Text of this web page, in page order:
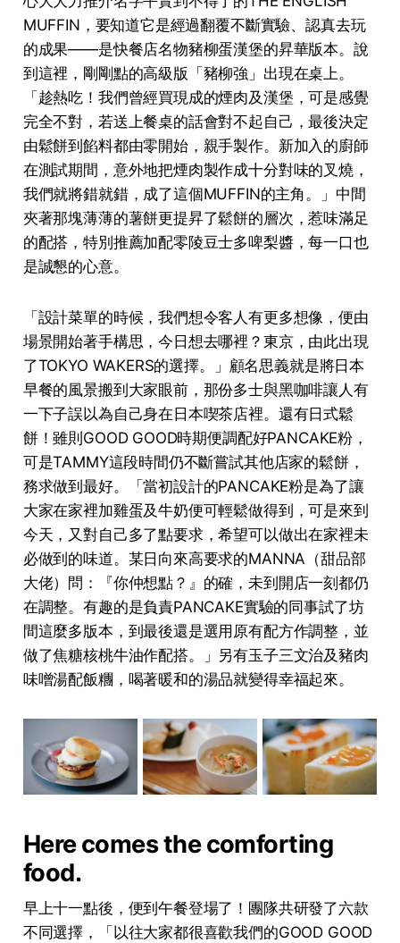
MUFFIN，要知道它是經過翻覆不斷實驗、認真去玩
的成果——是快餐店名物豬柳蛋漢堡的昇華版本。說
到這裡，剛剛點的高級版「豬柳強」出現在桌上。
「趁熱吃！我們曾經買現成的煙⾁及漢堡，可是感覺
完全不對，若送上餐桌的話會對不起⾃⼰，最後決定
由鬆餅到餡料都由零開始，親⼿製作。新加⼊的廚師
在測試期間，意外地把煙⾁製作成⼗分對味的叉燒，
我們就將錯就錯，成了這個MUFFIN的主⾓。」中間
夾著那塊薄薄的薯餅更提昇了鬆餅的層次，惹味滿⾜
的配搭，特別推薦加配零陵⾖⼠多啤梨醬，每⼀⼝也
是誠懇的⼼意。
「設計菜單的時候，我們想令客⼈有更多想像，便由
場景開始著⼿構思，今⽇想去哪裡？東京，由此出現
了TOKYO WAKERS的選擇。」顧名思義就是將日本
早餐的風景搬到大家眼前，那份多士與黑咖啡讓人有
一下子誤以為自己身在日本喫茶店裡。還有日式鬆
餅！雖則GOOD GOOD時期便調配好PANCAKE粉，
可是TAMMY這段時間仍不斷嘗試其他店家的鬆餅，
務求做到最好。「當初設計的PANCAKE粉是為了讓
⼤家在家裡加雞蛋及⽜奶便可輕鬆做得到，可是來到
今天，⼜對⾃⼰多了點要求，希望可以做出在家裡未
必做到的味道。某⽇向來⾼要求的MANNA（甜品部
⼤佬）問：『你仲想點？』的確，未到開店⼀刻都仍
在調整。有趣的是負責PANCAKE實驗的同事試了坊
間這麼多版本，到最後還是選⽤原有配⽅作調整，並
做了焦糖核桃⽜油作配搭。」另有玉子三文治及豬肉
味噌湯配飯糰，喝著暖和的湯品就變得幸福起來。
Here comes the comforting
food.
早上十一點後，便到午餐登場了！團隊共研發了六款
不同選擇，「以往大家都很喜歡我們的GOOD GOOD